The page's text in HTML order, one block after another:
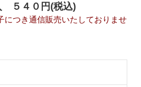
５４０円(税込)
つき通信販売いたしておりませ